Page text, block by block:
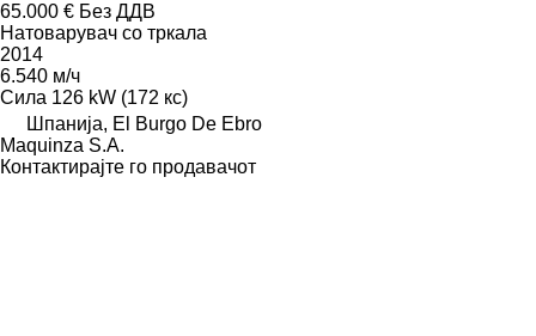
65.000 € Без ДДВ
Натоварувач со тркала
2014
6.540 м/ч
Сила 126 kW (172 кс)
Шпанија, El Burgo De Ebro
Maquinza S.A.
Контактирајте го продавачот